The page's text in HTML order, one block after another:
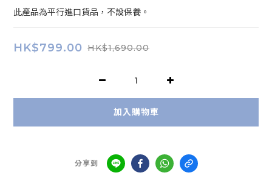
此產品為平行進口貨品，不設保養。
HK$799.00 HK$1,690.00
加入購物車
分享到